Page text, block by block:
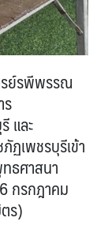
รพีพรรณ
และ
ฏเพชรบุรีเข้า
ธศาสนา
กรกฎาคม
ร)